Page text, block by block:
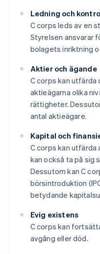
Ledning och
C corps leds av en
Styrelsen ansvarar
bolagets inriktning
Aktier och ägande
C corps kan utfärda
aktieägarna olika
rättigheter.
antal aktieägare.
Kapital och
C corps kan
kan också ta på sig
Dessutom kan C
börsintroduktion
betydande
Evig existens
C corps kan
avgång eller död.